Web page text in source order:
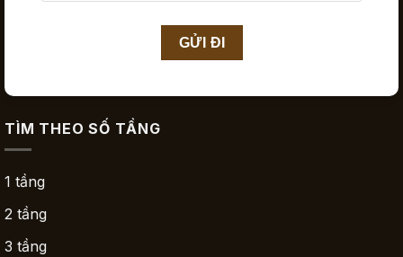
TÌM THEO SỐ TẦNG
1 tầng
2 tầng
3 tầng